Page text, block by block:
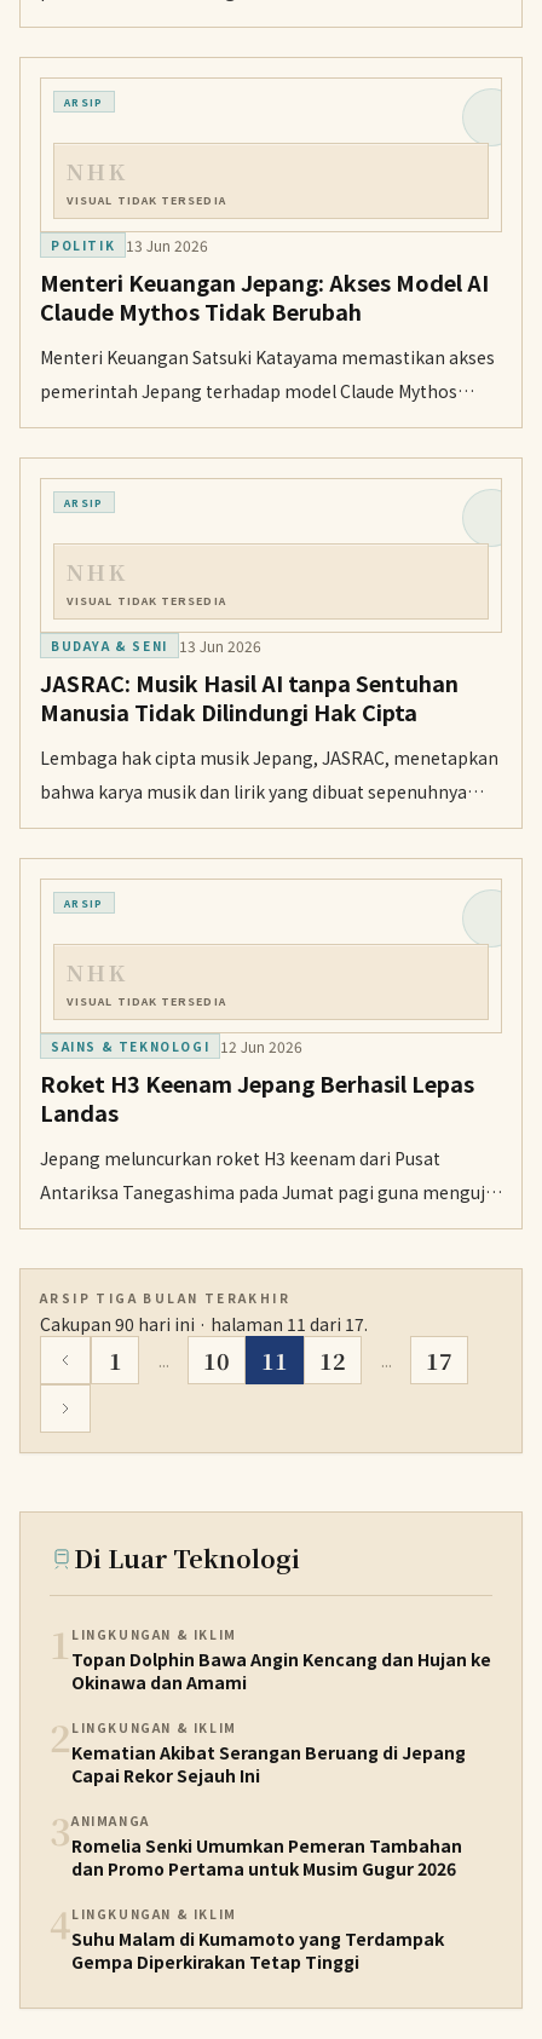
menyusul keberhasilan misi roket H3 terbaru.
ARSIP
NHK
VISUAL TIDAK TERSEDIA
POLITIK 13 Jun 2026
Menteri Keuangan Jepang: Akses Model AI
Claude Mythos Tidak Berubah
Menteri Keuangan Satsuki Katayama memastikan akses
pemerintah Jepang terhadap model Claude Mythos
tetap berlanjut meskipun Anthropic membatasi akses
global atas perintah Amerika Serikat.
ARSIP
NHK
VISUAL TIDAK TERSEDIA
BUDAYA & SENI 13 Jun 2026
JASRAC: Musik Hasil AI tanpa Sentuhan
Manusia Tidak Dilindungi Hak Cipta
Lembaga hak cipta musik Jepang, JASRAC, menetapkan
bahwa karya musik dan lirik yang dibuat sepenuhnya
oleh AI tidak berhak atas perlindungan hak cipta.
ARSIP
NHK
VISUAL TIDAK TERSEDIA
SAINS & TEKNOLOGI 12 Jun 2026
Roket H3 Keenam Jepang Berhasil Lepas
Landas
Jepang meluncurkan roket H3 keenam dari Pusat
Antariksa Tanegashima pada Jumat pagi guna menguji
konfigurasi baru tanpa pendorong tambahan.
ARSIP TIGA BULAN TERAKHIR
Cakupan 90 hari ini · halaman 11 dari 17.
1 ... 10 11 12 ... 17
Di Luar Teknologi
1 LINGKUNGAN & IKLIM
Topan Dolphin Bawa Angin Kencang dan Hujan ke
Okinawa dan Amami
2 LINGKUNGAN & IKLIM
Kematian Akibat Serangan Beruang di Jepang
Capai Rekor Sejauh Ini
3ANIMANGA
Romelia Senki Umumkan Pemeran Tambahan
dan Promo Pertama untuk Musim Gugur 2026
4LINGKUNGAN & IKLIM
Suhu Malam di Kumamoto yang Terdampak
Gempa Diperkirakan Tetap Tinggi